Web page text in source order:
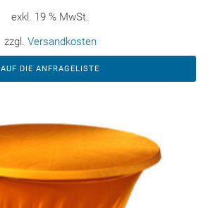
exkl. 19 % MwSt.
zzgl. Versandkosten
AUF DIE ANFRAGELISTE